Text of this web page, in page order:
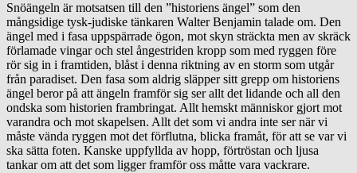
Snöängeln är motsatsen till den ”historiens ängel” som den
mångsidige tysk-judiske tänkaren Walter Benjamin talade om. Den
ängel med i fasa uppspärrade ögon, mot skyn sträckta men av skräck
förlamade vingar och stel ångestriden kropp som med ryggen före
rör sig in i framtiden, blåst i denna riktning av en storm som utgår
från paradiset. Den fasa som aldrig släpper sitt grepp om historiens
ängel beror på att ängeln framför sig ser allt det lidande och all den
ondska som historien frambringat. Allt hemskt människor gjort mot
varandra och mot skapelsen. Allt det som vi andra inte ser när vi
måste vända ryggen mot det förflutna, blicka framåt, för att se var vi
ska sätta foten. Kanske uppfyllda av hopp, förtröstan och ljusa
tankar om att det som ligger framför oss måtte vara vackrare.